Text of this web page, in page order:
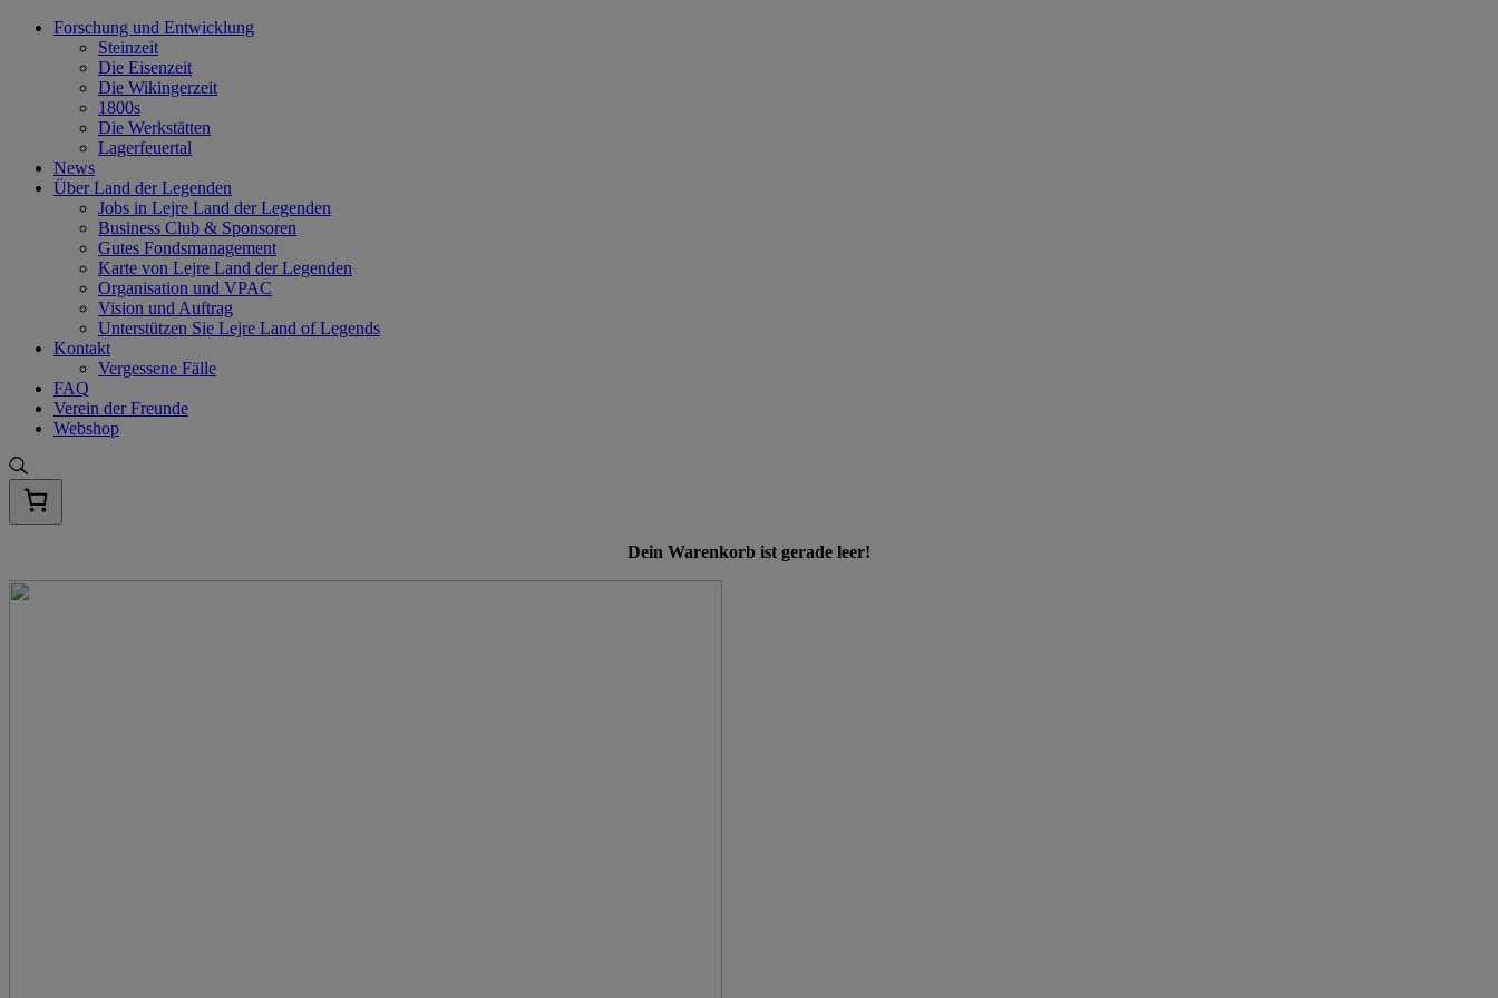
Skip
Forschung und Entwicklung
Steinzeit
Die Eisenzeit
Die Wikingerzeit
1800s
Die Werkstätten
Lagerfeuertal
News
Über Land der Legenden
Jobs in Lejre Land der Legenden
Business Club & Sponsoren
Gutes Fondsmanagement
Karte von Lejre Land der Legenden
Organisation und VPAC
Vision und Auftrag
Unterstützen Sie Lejre Land of Legends
Kontakt
Vergessene Fälle
FAQ
Verein der Freunde
Webshop
Dein Warenkorb ist gerade leer!